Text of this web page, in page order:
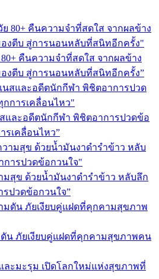
คืนความจำที่สดใส จากผลข้าง
องตีบ สู่การนอนหลับที่สนิทอีกครั้ง”
และอดีตนักกีฬา พิชิตอาการปวดข้อ
เคลื่อนไหว”
สุข ด้วยน้ำมันงาดำรำข้าว หลับลึก
รปวดข้อกวนใจ”
น ภัยเงียบคู่แฝดที่คุกคามสุขภาพคน